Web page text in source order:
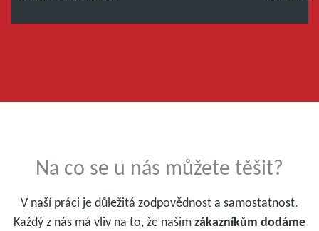
Na co se u nás můžete těšit?
V naší práci je důležitá zodpovědnost a samostatnost.
Každý z nás má vliv na to, že našim zákazníkům dodáme